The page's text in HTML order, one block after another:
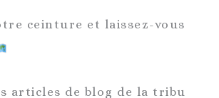
ceinture et laissez-vous
articles de blog de la tribu